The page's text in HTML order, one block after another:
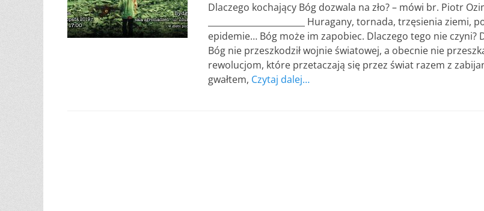
Dlaczego kochający Bóg dozwala na zło? – mówi br. Piotr
_______________________ Huragany, tornada, trzęsienia ziemi,
epidemie… Bóg może im zapobiec. Dlaczego tego nie czyni?
Bóg nie przeszkodził wojnie światowej, a obecnie nie
rewolucjom, które przetaczają się przez świat razem z
gwałtem, Czytaj dalej…